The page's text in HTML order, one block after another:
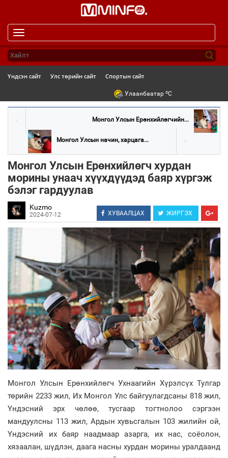
navigation
Үндсэн сайт Улс төрийн сайт Спортын сайт
Улаанбаатар oC
Монгол Улсын Ерөнхийлөгчийн...
Монгол Улсын начин, харцага...
Монгол Улсын Ерөнхийлөгч хурдан
морины унаач хүүхдүүдэд баяр хүргэж
бэлэг гардуулав
Kuzmo
2024-07-12 ХУВААЛЦАХ ЖИРГЭХ
Монгол Улсын Ерөнхийлөгч Ухнаагийн Хүрэлсүх Тулгар
төрийн 2233 жил, Их Монгол Улс байгуулагдсаны 818 жил,
Үндэсний эрх чөлөө, тусгаар тогтнолоо сэргээн
мандуулсны 113 жил, Ардын хувьсгалын 103 жилийн ой,
Үндэсний их баяр наадмаар азарга, их нас, соёолон,
хязаалан, шүдлэн, даага насны хурдан морины уралдаанд